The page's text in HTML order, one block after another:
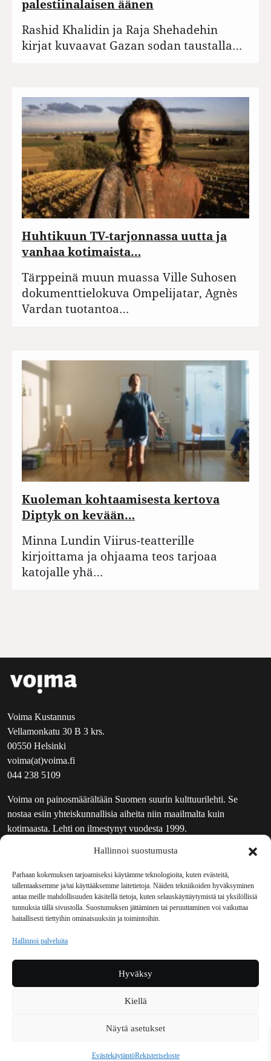
Hallinnoi suostumusta
Parhaan kokemuksen tarjoamiseksi käytämme teknologioita, kuten evästeitä,
tallentaaksemme ja/tai käyttääksemme laitetietoja. Näiden tekniikoiden hyväksyminen
antaa meille mahdollisuuden käsitellä tietoja, kuten selauskäyttäytymistä tai yksilöllisiä
tunnuksia tällä sivustolla. Suostumuksen jättäminen tai peruuttaminen voi vaikuttaa
haitallisesti tiettyihin ominaisuuksiin ja toimintoihin.
Hallinnoi palveluita
Hyväksy
Kiellä
Näytä asetukset
EvästekäytäntöRekisteriseloste
palestiinalaisen äänen
Rashid Khalidin ja Raja Shehadehin
kirjat kuvaavat Gazan sodan taustalla…
Huhtikuun TV-tarjonnassa uutta ja
vanhaa kotimaista…
Tärppeinä muun muassa Ville Suhosen
dokumenttielokuva Ompelijatar, Agnès
Vardan tuotantoa…
Kuoleman kohtaamisesta kertova
Diptyk on kevään…
Minna Lundin Viirus-teatterille
kirjoittama ja ohjaama teos tarjoaa
katojalle yhä…
Voima Kustannus
Vellamonkatu 30 B 3 krs.
00550 Helsinki
voima(at)voima.fi
044 238 5109
Voima on painosmäärältään Suomen suurin kulttuurilehti. Se
nostaa esiin yhteiskunnallisia aiheita niin maailmalta kuin
kotimaasta. Lehti on ilmestynyt vuodesta 1999.
UUTISKIRJE
MAINOSTAJILLE
VASTAMAINOKSET
JAKELUPAIKAT
REKISTERISELOSTE
TILAUKSEN PERUUTUSPYYNTÖ
TILAUSOHJEET JA -EHDOT